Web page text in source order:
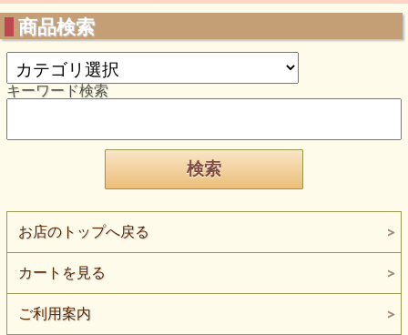
商品検索
キーワード検索
お店のトップへ戻る
カートを見る
ご利用案内